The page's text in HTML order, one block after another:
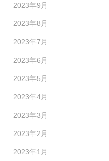
2023年9月
2023年8月
2023年7月
2023年6月
2023年5月
2023年4月
2023年3月
2023年2月
2023年1月